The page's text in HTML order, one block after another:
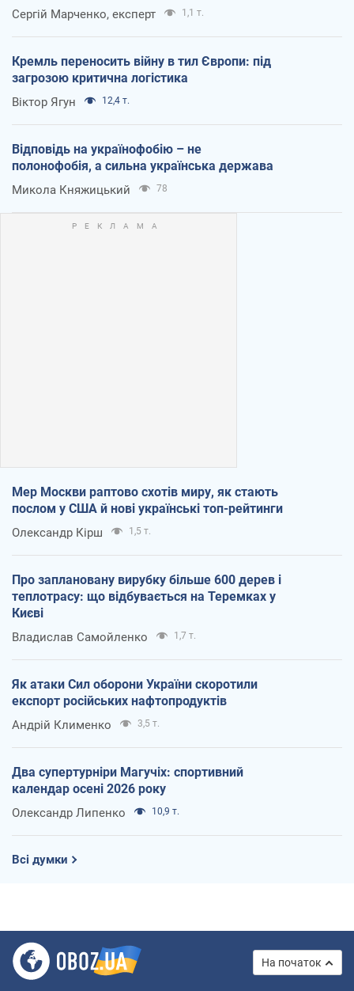
Сергій Марченко, експерт 1,1 т.
Кремль переносить війну в тил Європи: під
загрозою критична логістика
Віктор Ягун 12,4 т.
Відповідь на українофобію – не
полонофобія, а сильна українська держава
Микола Княжицький 78
Мер Москви раптово схотів миру, як стають
послом у США й нові українські топ-рейтинги
Олександр Кірш 1,5 т.
Про заплановану вирубку більше 600 дерев і
теплотрасу: що відбувається на Теремках у
Києві
Владислав Самойленко 1,7 т.
Як атаки Сил оборони України скоротили
експорт російських нафтопродуктів
Андрій Клименко 3,5 т.
Два супертурніри Магучіх: спортивний
календар осені 2026 року
Олександр Липенко 10,9 т.
Всі думки
На початок